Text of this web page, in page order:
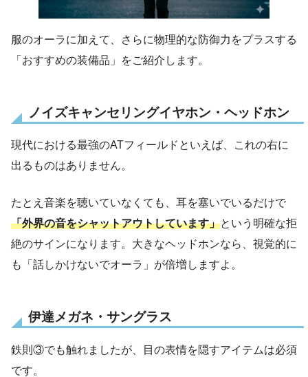
服のオーラに加えて、さらに物理的な防御力をプラスする
「おすすめの装備品」をご紹介します。
ノイズキャンセリングイヤホン・ヘッドホン
現代における最強のATフィールドといえば、これの右に
出るものはありません。
たとえ音楽を聴いていなくても、耳を塞いでいるだけで
「外界の音をシャットアウトしています」という明確な拒
絶のサインになります。大きなヘッドホンなら、視覚的に
も「話しかけないでオーラ」が倍増しますよ。
伊達メガネ・サングラス
鉄則③でも触れましたが、目の表情を隠すアイテムは必須
です。